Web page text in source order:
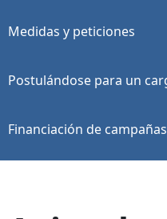
Medidas y peticiones
Postulándose para un
Financiación de campañas